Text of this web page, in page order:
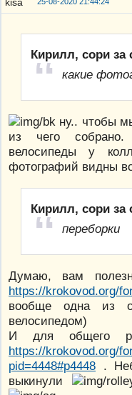
Кирилл, сори за
какие
ну.. чтобы
из чего собрано.
велосипеды у
фотографий видны
Кирилл, сори за
переборки
Думаю, вам
https://krokovod.org/
вообще одна из
велосипедом)
И для общего
https://krokovod.org/
pid=4448#p4448 .
выкинули